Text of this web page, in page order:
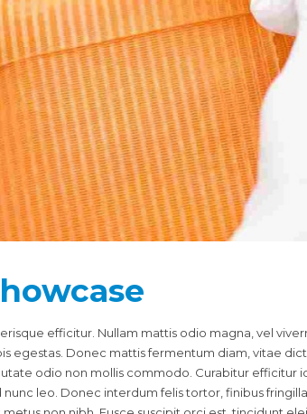
efficitur. Nullam mattis odio magna, vel
egestas. Donec mattis fermentum diam, vitae
odio non mollis commodo. Curabitur
leo. Donec interdum felis tortor, finibus